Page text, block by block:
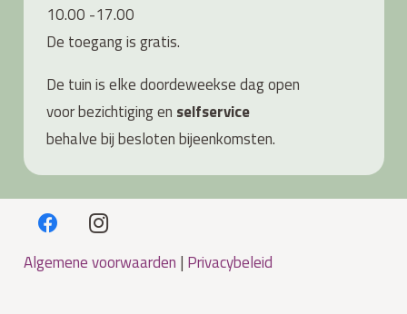
10.00 -17.00
De toegang is gratis.
De tuin is elke doordeweekse dag open
voor bezichtiging en selfservice
behalve bij besloten bijeenkomsten.
Algemene voorwaarden | Privacybeleid